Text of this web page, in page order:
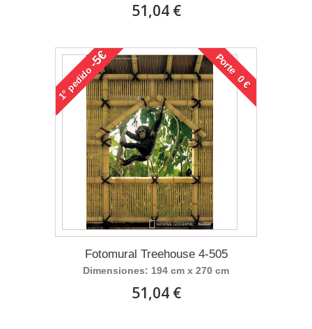
51,04 €
1°
pedido
-5€ Porte 0 €
Fotomural Treehouse 4-505
Dimensiones: 194 cm x 270 cm
51,04 €